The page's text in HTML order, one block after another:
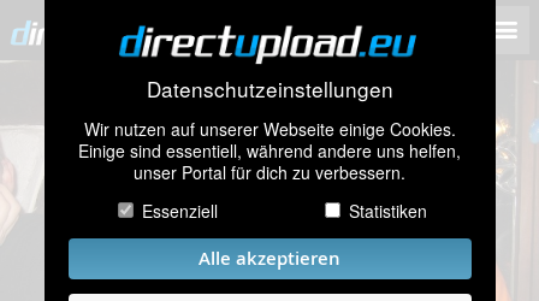
Datenschutzeinstellungen
Wir nutzen auf unserer Webseite einige Cookies.
Einige sind essentiell, während andere uns helfen,
unser Portal für dich zu verbessern.
Essenziell
Statistiken
Alle akzeptieren